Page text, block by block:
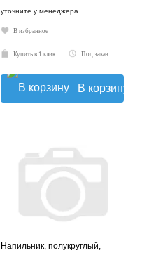
уточните у менеджера
В избранное
Купить в 1 клик Под заказ
В корзину
Напильник, полукруглый,